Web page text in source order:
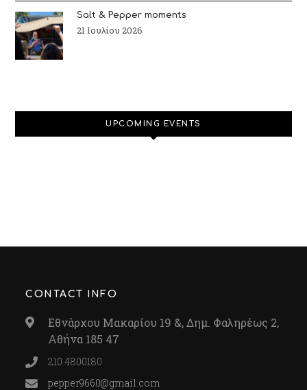
Salt & Pepper moments
21 Ιουλίου 2026
UPCOMING EVENTS
CONTACT INFO
Εθνάρχου Μακαρίου 19 &, Δημ. Φαληρέως 2,
Αθήνα 185 47
210 4800180
pepper9660@gmail.com